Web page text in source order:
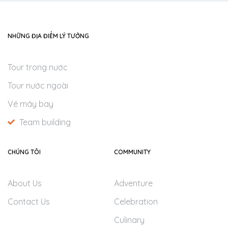
NHỮNG ĐỊA ĐIỂM LÝ TƯỞNG
Tour trong nước
Tour nước ngoài
Vé máy bay
Team building
CHÚNG TÔI
About Us
Contact Us
COMMUNITY
Adventure
Celebration
Culinary